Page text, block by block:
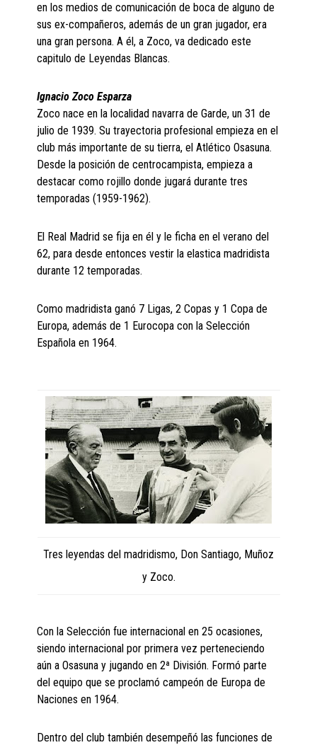
en los medios de comunicación de boca de alguno de
sus ex-compañeros, además de un gran jugador, era
una gran persona. A él, a Zoco, va dedicado este
capitulo de Leyendas Blancas.
Ignacio Zoco Esparza
Zoco nace en la localidad navarra de Garde, un 31 de
julio de 1939. Su trayectoria profesional empieza en el
club más importante de su tierra, el Atlético Osasuna.
Desde la posición de centrocampista, empieza a
destacar como rojillo donde jugará durante tres
temporadas (1959-1962).
El Real Madrid se fija en él y le ficha en el verano del
62, para desde entonces vestir la elastica madridista
durante 12 temporadas.
Como madridista ganó 7 Ligas, 2 Copas y 1 Copa de
Europa, además de 1 Eurocopa con la Selección
Española en 1964.
Tres leyendas del madridismo, Don Santiago, Muñoz
y Zoco.
Con la Selección fue internacional en 25 ocasiones,
siendo internacional por primera vez perteneciendo
aún a Osasuna y jugando en 2ª División. Formó parte
del equipo que se proclamó campeón de Europa de
Naciones en 1964.
Dentro del club también desempeñó las funciones de